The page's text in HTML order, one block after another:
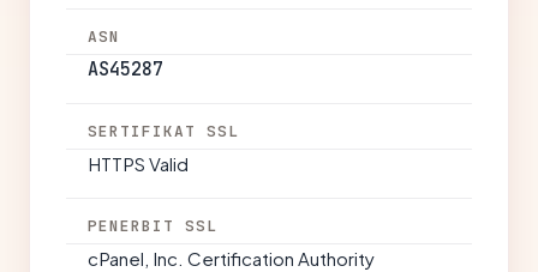
ASN
AS45287
SERTIFIKAT SSL
HTTPS Valid
PENERBIT SSL
cPanel, Inc. Certification Authority